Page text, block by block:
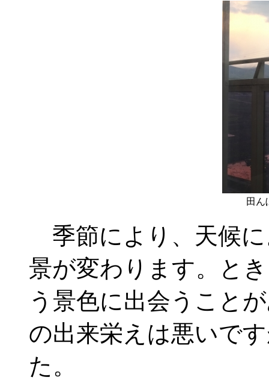
田ん
季節により、天候
景が変わります。と
う景色に出会うこと
の出来栄えは悪いで
た。